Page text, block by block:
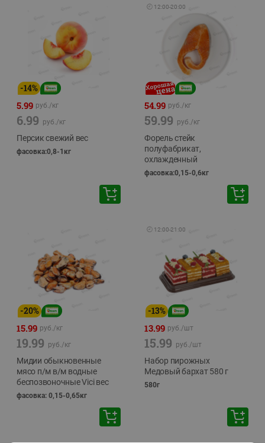
-14%
5.99 руб./кг
6.99 руб./кг
Персик свежий вес
фасовка:0,8-1кг
🕘 12:00-20:00
54.99 руб./кг
59.99 руб./кг
Форель стейк
полуфабрикат,
охлажденный
фасовка:0,15-0,6кг
-20%
15.99 руб./кг
19.99 руб./кг
Мидии обыкновенные
мясо п/м в/м водные
беспозвоночные Vici вес
фасовка: 0,15-0,65кг
🕘 12:00-21:00
-13%
13.99 руб./шт
15.99 руб./шт
Набор пирожных
Медовый бархат 580 г
580г